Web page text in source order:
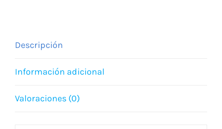
Descripción
Información adicional
Valoraciones (0)